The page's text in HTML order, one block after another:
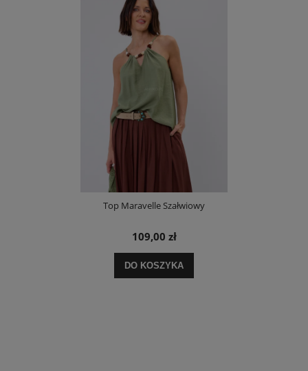
Top Maravelle Szałwiowy
109,00 zł
DO KOSZYKA